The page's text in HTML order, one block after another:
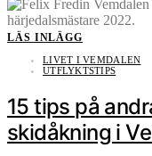
LÄS INLÄGG
LIVET I VEMDALEN
UTFLYKTSTIPS
15 tips på
skidåkning i